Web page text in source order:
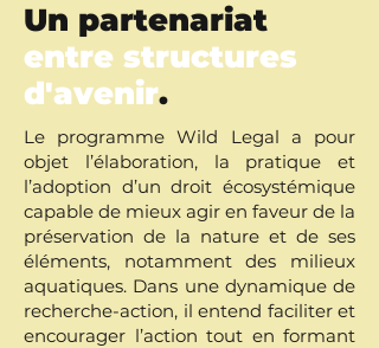
Un partenariat
entre structures
d'avenir.
Le programme Wild Legal a pour
objet l’élaboration, la pratique et
l’adoption d’un droit écosystémique
capable de mieux agir en faveur de la
préservation de la nature et de ses
éléments, notamment des milieux
aquatiques. Dans une dynamique de
recherche-action, il entend faciliter et
encourager l’action tout en formant